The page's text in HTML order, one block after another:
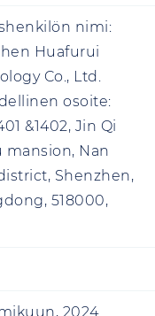
nimi:
Huafurui
Co., Ltd.
osoite:
&1402, Jin Qi
mansion, Nan
Shenzhen,
518000,
2024